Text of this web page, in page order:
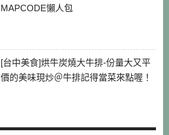
MAPCODE懶人包
[台中美食]烘牛炭燒大牛排-份量大又平
價的美味現炒＠牛排記得當菜來點喔！